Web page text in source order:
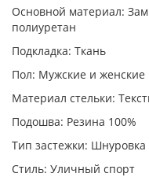
Основной материал:
полиуретан
Подкладка: Ткань
Пол: Мужские и женские
Материал стельки:
Подошва: Резина 100%
Тип застежки: Шнуровка
Стиль: Уличный спорт